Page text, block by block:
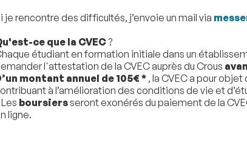
je rencontre des difficultés, j’envoie un mail via
ce que la CVEC ?
étudiant en formation initiale dans un
l'attestation de la CVEC auprès du Crous
montant annuel de 105€ * , la CVEC a pour
à l’amélioration des conditions de vie et
boursiersseront exonérés du paiement de la
ligne.